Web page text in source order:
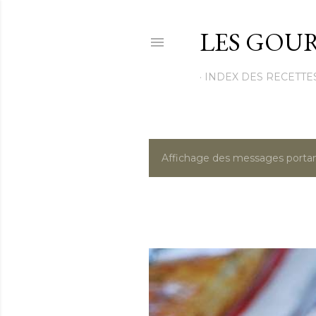
LES
INDEX DES
M
s
a
g
Affichage des messages